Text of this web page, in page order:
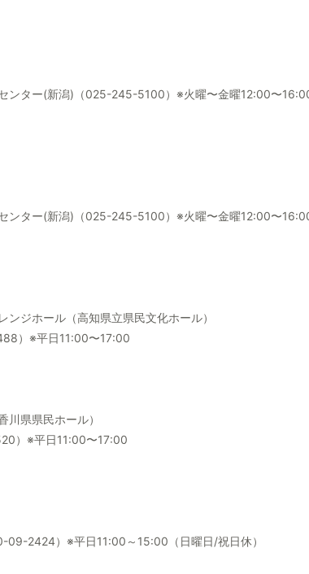
ンター(新潟)（025-245-5100）※火曜〜金曜12:00〜
ンター(新潟)（025-245-5100）※火曜〜金曜12:00〜
ジホール（高知県立県民文化ホール）
）※平日11:00〜17:00
県県民ホール）
）※平日11:00〜17:00
09-2424）※平日11:00～15:00（日曜日/祝日休）